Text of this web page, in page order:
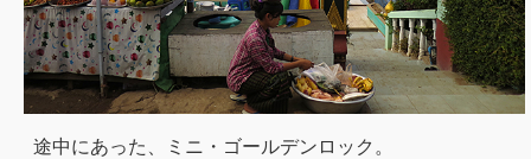
途中にあった、ミニ・ゴールデンロック。